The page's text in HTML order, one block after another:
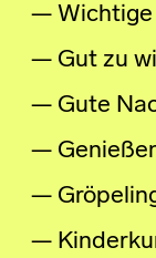
Gut zu
Gute